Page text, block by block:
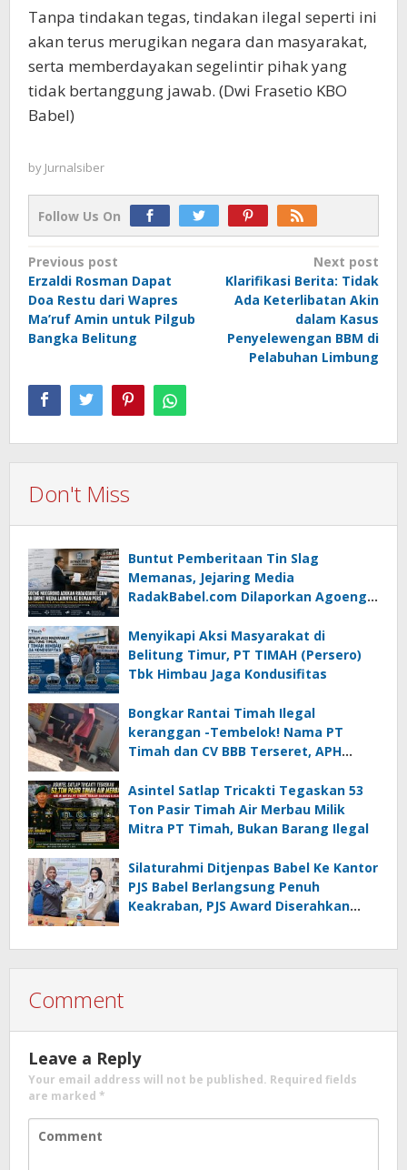
Tanpa tindakan tegas, tindakan ilegal seperti ini
akan terus merugikan negara dan masyarakat,
serta memberdayakan segelintir pihak yang
tidak bertanggung jawab. (Dwi Frasetio KBO
Babel)
by Jurnalsiber
Follow Us On
Post
navigation
Previous post
Erzaldi Rosman Dapat
Doa Restu dari Wapres
Ma’ruf Amin untuk Pilgub
Bangka Belitung
Next post
Klarifikasi Berita: Tidak
Ada Keterlibatan Akin
dalam Kasus
Penyelewengan BBM di
Pelabuhan Limbung
Don't Miss
Buntut Pemberitaan Tin Slag
Memanas, Jejaring Media
RadakBabel.com Dilaporkan Agoeng
Menyikapi Aksi Masyarakat di
Belitung Timur, PT TIMAH (Persero)
Tbk Himbau Jaga Kondusifitas
Bongkar Rantai Timah Ilegal
keranggan -Tembelok! Nama PT
Timah dan CV BBB Terseret, APH
Asintel Satlap Tricakti Tegaskan 53
Ton Pasir Timah Air Merbau Milik
Mitra PT Timah, Bukan Barang Ilegal
Silaturahmi Ditjenpas Babel Ke Kantor
PJS Babel Berlangsung Penuh
Keakraban, PJS Award Diserahkan
Comment
Leave a Reply
Your email address will not be published. Required fields
are marked *